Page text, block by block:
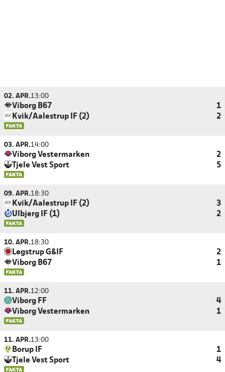
02. APR.13:00
Viborg B67
1
Kvik/Aalestrup IF (2)
2
03. APR.14:00
Viborg Vestermarken
2
Tjele Vest Sport
5
09. APR.18:30
Kvik/Aalestrup IF (2)
3
Ulbjerg IF (1)
2
10. APR.18:30
Løgstrup G&IF
2
Viborg B67
1
11. APR.12:00
Viborg FF
4
Viborg Vestermarken
1
11. APR.13:00
Borup IF
1
Tjele Vest Sport
4